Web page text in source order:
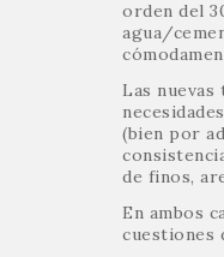
orden del
agua/
Las
(bien por
de finos,
En ambos
cuestiones